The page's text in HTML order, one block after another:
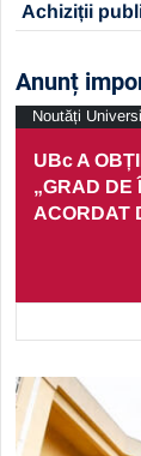
Achiziții
Anunț
UBc A
„GRAD DE
ACORDAT
Noutăți